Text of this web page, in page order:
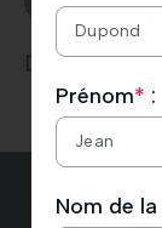
Dépannage
Prénom* :
Nom de